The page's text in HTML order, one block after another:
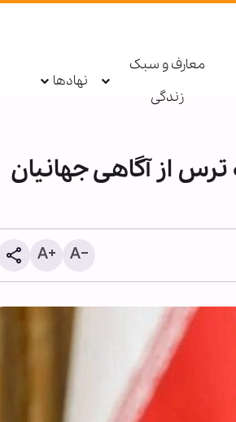
معارف و سبک
زندگی
نهادها
از آگاهی جهانیان
انفجار بمب در یک اتوبوس در
حومه دمشق